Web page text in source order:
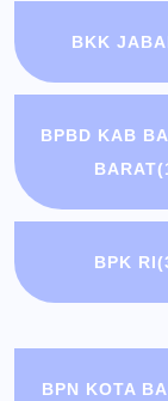
BKK
BPBD KAB
BARAT
BPK RI
BPN KOTA